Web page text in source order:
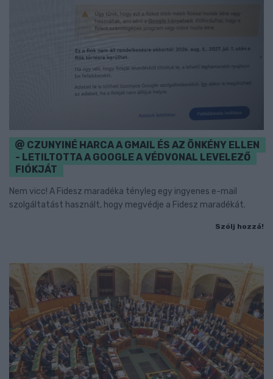
CZUNYINÉ HARCA A GMAIL ÉS AZ ÖNKÉNY ELLEN
- LETILTOTTA A GOOGLE A VÉDVONAL LEVELEZŐ
FIÓKJÁT
Nem vicc! A Fidesz maradéka tényleg egy ingyenes e-mail
szolgáltatást használt, hogy megvédje a Fidesz maradékát.
Szólj hozzá!